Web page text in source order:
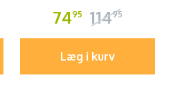
7495 11495
Læg i kurv